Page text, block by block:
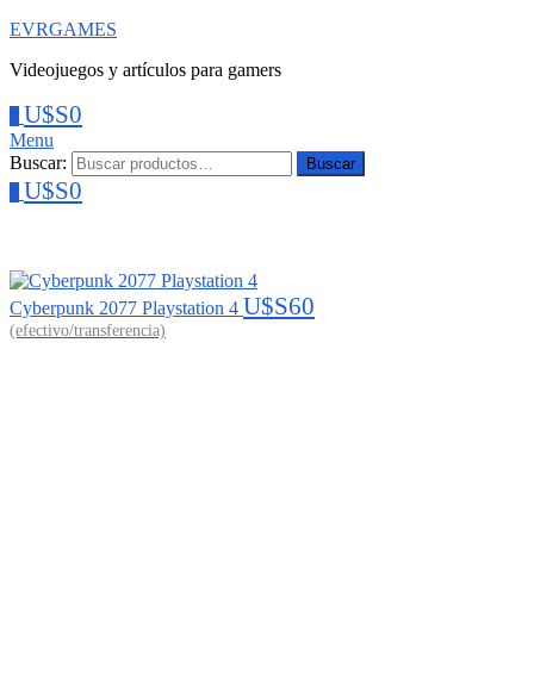
EVRGAMES
Videojuegos y artículos para gamers
U$S0
Menu
Buscar:
Buscar
U$S0
Cyberpunk 2077 Playstation 4 U$S60